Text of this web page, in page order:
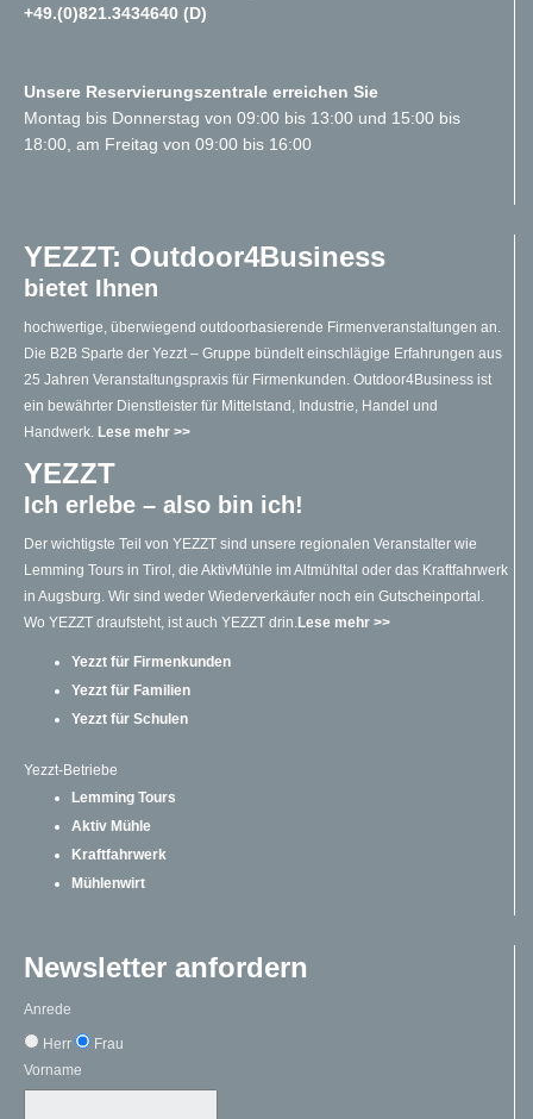
+49.(0)821.3434640 (D)
Unsere Reservierungszentrale erreichen Sie
Montag bis Donnerstag von 09:00 bis 13:00 und 15:00 bis
18:00, am Freitag von 09:00 bis 16:00
YEZZT: Outdoor4Business
bietet Ihnen
hochwertige, überwiegend outdoorbasierende Firmenveranstaltungen an.
Die B2B Sparte der Yezzt – Gruppe bündelt einschlägige Erfahrungen aus
25 Jahren Veranstaltungspraxis für Firmenkunden. Outdoor4Business ist
ein bewährter Dienstleister für Mittelstand, Industrie, Handel und
Handwerk.
Lese mehr >>
YEZZT
Ich erlebe – also bin ich!
Der wichtigste Teil von YEZZT sind unsere regionalen Veranstalter wie
Lemming Tours in Tirol, die AktivMühle im Altmühltal oder das Kraftfahrwerk
in Augsburg. Wir sind weder Wiederverkäufer noch ein Gutscheinportal.
Wo YEZZT draufsteht, ist auch YEZZT drin. Lese mehr >>
Yezzt für Firmenkunden
Yezzt für Familien
Yezzt für Schulen
Yezzt-Betriebe
Lemming Tours
Aktiv Mühle
Kraftfahrwerk
Mühlenwirt
Newsletter anfordern
Anrede
Herr
Frau
Vorname